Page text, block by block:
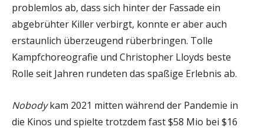
problemlos ab, dass sich hinter der Fassade ein
abgebrühter Killer verbirgt, konnte er aber auch
erstaunlich überzeugend rüberbringen. Tolle
Kampfchoreografie und Christopher Lloyds beste
Rolle seit Jahren rundeten das spaßige Erlebnis ab.
Nobodykam 2021 mitten während der Pandemie in
die Kinos und spielte trotzdem fast $58 Mio bei $16